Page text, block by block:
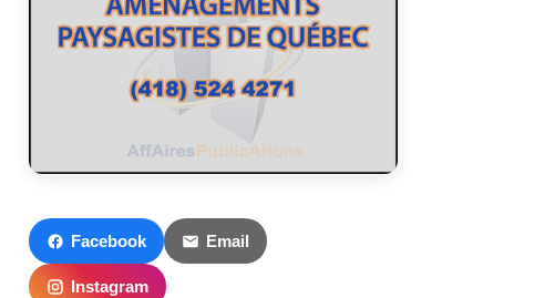
Facebook Email
Instagram